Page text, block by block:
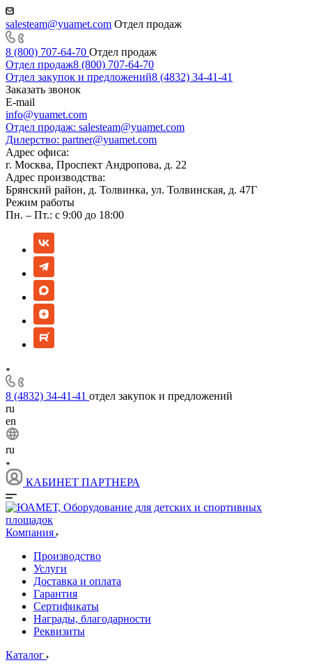
salesteam@yuamet.com Отдел продаж
8 (800) 707-64-70 Отдел продаж
Отдел продаж8 (800) 707-64-70
Отдел закупок и предложений8 (4832) 34-41-41
Заказать звонок
E-mail
info@yuamet.com
Отдел продаж: salesteam@yuamet.com
Дилерство: partner@yuamet.com
Адрес офиса:
г. Москва, Проспект Андропова, д. 22
Адрес производства:
Брянский район, д. Толвинка, ул. Толвинская, д. 47Г
Режим работы
Пн. – Пт.: с 9:00 до 18:00
8 (4832) 34-41-41 отдел закупок и предложений
ru
en
ru
КАБИНЕТ ПАРТНЕРА
Компания
Производство
Услуги
Доставка и оплата
Гарантия
Сертификаты
Награды, благодарности
Реквизиты
Каталог